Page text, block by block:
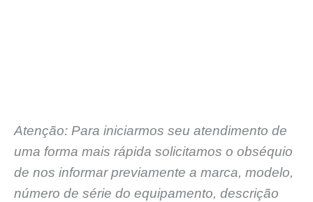
Atenção: Para iniciarmos seu atendimento de
uma forma mais rápida solicitamos o obséquio
de nos informar previamente a marca, modelo,
número de série do equipamento, descrição